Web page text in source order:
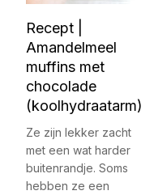
Recept |
Amandelmeel
muffins met
chocolade
(koolhydraatarm)
Ze zijn lekker zacht
met een wat harder
buitenrandje. Soms
hebben ze een